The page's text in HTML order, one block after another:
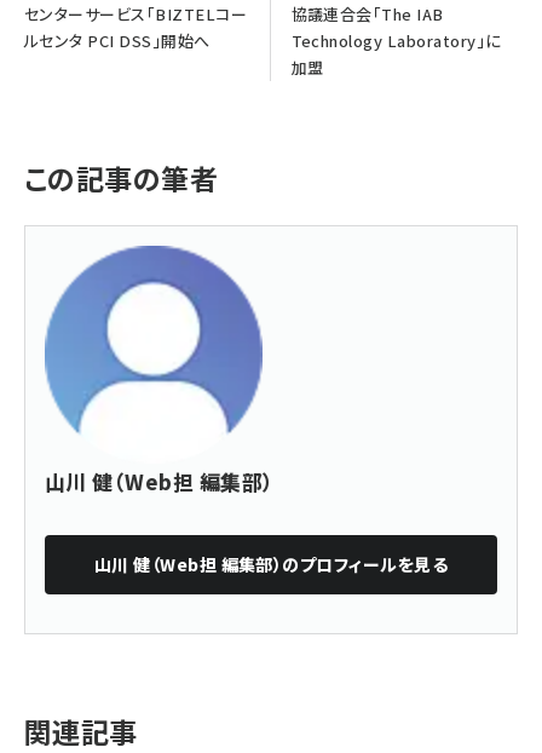
センターサービス「BIZTELコー
ルセンタ PCI DSS」開始へ
協議連合会「The IAB
Technology Laboratory」に
加盟
この記事の筆者
山川 健（Web担 編集部）
山川 健（Web担 編集部） のプロフィールを見る
関連記事